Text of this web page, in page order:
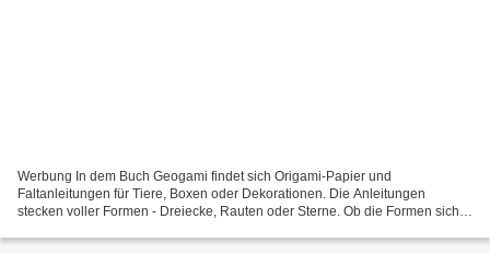
Werbung In dem Buch Geogami findet sich Origami-Papier und
Faltanleitungen für Tiere, Boxen oder Dekorationen. Die Anleitungen
stecken voller Formen - Dreiecke, Rauten oder Sterne. Ob die Formen sich